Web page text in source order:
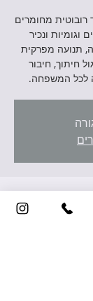
מחומרים
וגומיות ונכיר
תנועה מפרקית
חיתוך, חיבור
לכל המשפחה.